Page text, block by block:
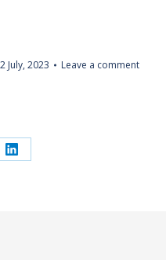
July, 2023 Leave a comment
Share